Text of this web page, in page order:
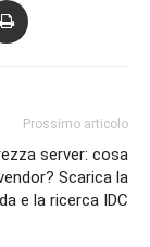
Prossimo articolo
server: cosa
Scarica la
e la ricerca IDC